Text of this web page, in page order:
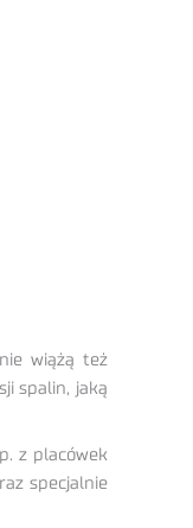
wiążą też
spalin, jaką
z placówek
specjalnie